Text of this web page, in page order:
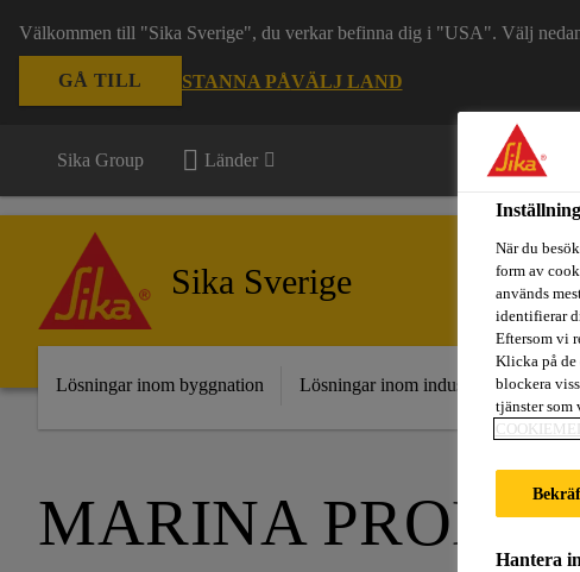
Välkommen till "Sika Sverige", du verkar befinna dig i "USA". Välj
GÅ TILL STANNA PÅVÄLJ LAND
Sika Group Länder
Sika Sverige
Lösningar inom byggnation Lösningar inom industri
MARINA
När du
form av
används
identifierar
Eftersom vi
Klicka på de
blockera
tjänster som
Hantera